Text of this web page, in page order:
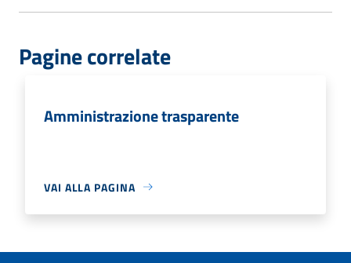
Pagine correlate
Amministrazione trasparente
VAI ALLA PAGINA